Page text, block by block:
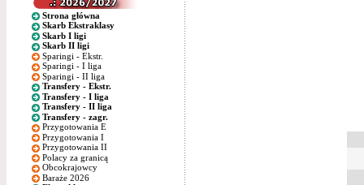
Strona główna
Skarb Ekstraklasy
Skarb I ligi
Skarb II ligi
Sparingi - Ekstr.
Sparingi - I liga
Sparingi - II liga
Transfery - Ekstr.
Transfery - I liga
Transfery - II liga
Transfery - zagr.
Przygotowania E
Przygotowania I
Przygotowania II
Polacy za granicą
Obcokrajowcy
Baraże 2026